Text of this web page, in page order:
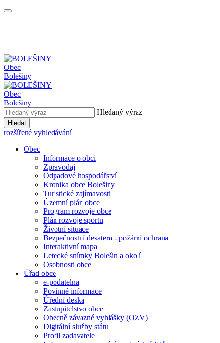
Obec
Bolešiny
Obec
Bolešiny
Hledaný výraz
Hledat
rozšířené vyhledávání
Obec
Informace o obci
Zpravodaj
Odpadové hospodářství
Kronika obce Bolešiny
Turistické zajímavosti
Územní plán obce
Program rozvoje obce
Plán rozvoje sportu
Životní situace
Bezpečnostní desatero - požární ochrana
Interaktivní mapa
Letecké snímky Bolešin a okolí
Osobnosti obce
Úřad obce
e-podatelna
Povinné informace
Úřední deska
Zastupitelstvo obce
Obecně závazné vyhlášky (OZV)
Digitální služby státu
Profil zadavatele